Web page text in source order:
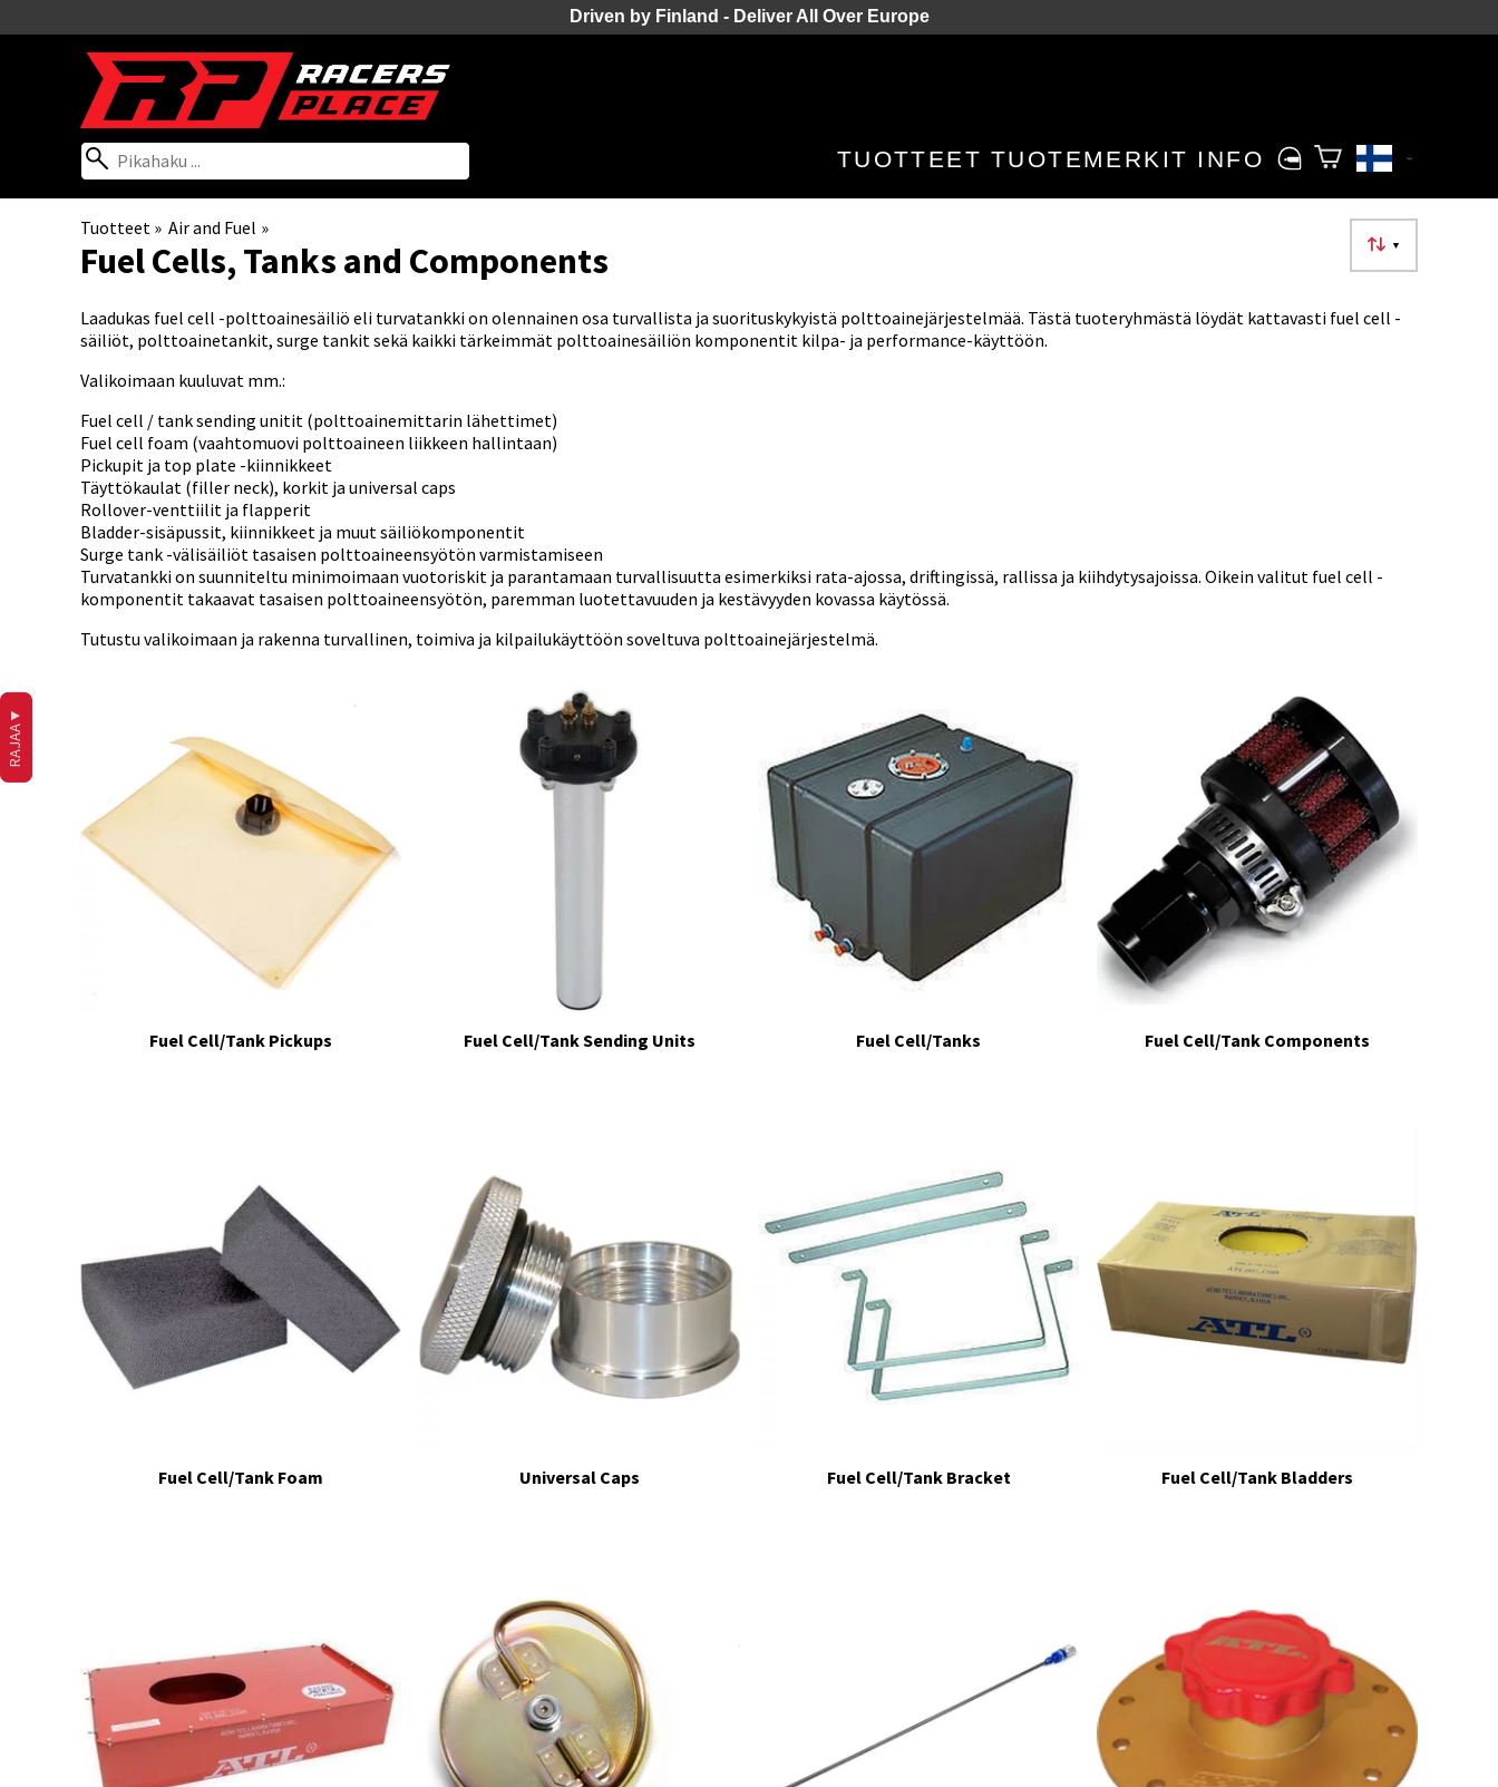
Driven by Finland - Deliver All Over Europe
TUOTTEET TUOTEMERKIT INFO
Tuotteet ‪» Air and Fuel ‪»
▼
Fuel Cells, Tanks and Components
Laadukas fuel cell -polttoainesäiliö eli turvatankki on olennainen osa turvallista ja suorituskykyistä polttoainejärjestelmää. Tästä tuoteryhmästä löydät kattavasti fuel cell -
säiliöt, polttoainetankit, surge tankit sekä kaikki tärkeimmät polttoainesäiliön komponentit kilpa- ja performance-käyttöön.
Valikoimaan kuuluvat mm.:
Fuel cell / tank sending unitit (polttoainemittarin lähettimet)
Fuel cell foam (vaahtomuovi polttoaineen liikkeen hallintaan)
Pickupit ja top plate -kiinnikkeet
Täyttökaulat (filler neck), korkit ja universal caps
Rollover-venttiilit ja flapperit
Bladder-sisäpussit, kiinnikkeet ja muut säiliökomponentit
Surge tank -välisäiliöt tasaisen polttoaineensyötön varmistamiseen
Turvatankki on suunniteltu minimoimaan vuotoriskit ja parantamaan turvallisuutta esimerkiksi rata-ajossa, driftingissä, rallissa ja kiihdytysajoissa. Oikein valitut fuel cell -
komponentit takaavat tasaisen polttoaineensyötön, paremman luotettavuuden ja kestävyyden kovassa käytössä.
Tutustu valikoimaan ja rakenna turvallinen, toimiva ja kilpailukäyttöön soveltuva polttoainejärjestelmä.
RAJAA
▼
Fuel Cell/Tank Pickups Fuel Cell/Tank Sending Units Fuel Cell/Tanks Fuel Cell/Tank Components
Fuel Cell/Tank Foam Universal Caps Fuel Cell/Tank Bracket Fuel Cell/Tank Bladders